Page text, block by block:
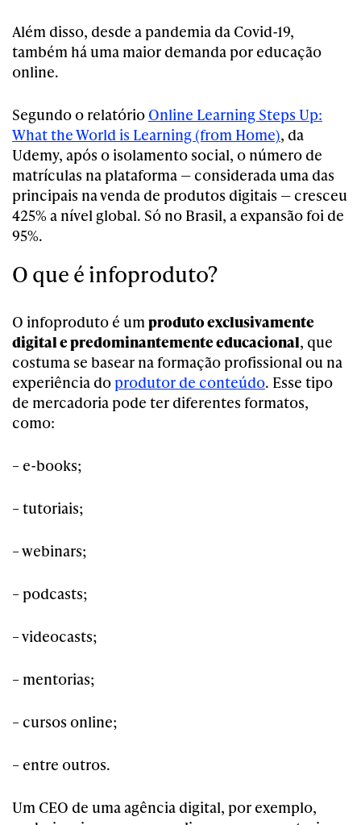
Além disso, desde a pandemia da Covid-19,
também há uma maior demanda por educação
online.
Segundo o relatório Online Learning Steps Up:
What the World is Learning (from Home), da
Udemy, após o isolamento social, o número de
matrículas na plataforma — considerada uma das
principais na venda de produtos digitais — cresceu
425% a nível global. Só no Brasil, a expansão foi de
95%.
O que é infoproduto?
O infoproduto é umproduto exclusivamente
digital e predominantemente educacional, que
costuma se basear na formação profissional ou na
experiência do produtor de conteúdo. Esse tipo
de mercadoria pode ter diferentes formatos,
como:
– e-books;
– tutoriais;
– webinars;
– podcasts;
– videocasts;
– mentorias;
– cursos online;
– entre outros.
Um CEO de uma agência digital, por exemplo,